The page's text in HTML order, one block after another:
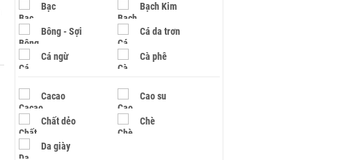
Bạc Bạch Kim
Bông - Sợi Cá da trơn
Cá ngừ Cà phê
Cacao Cao su
Chất dẻo Chè
Da giày